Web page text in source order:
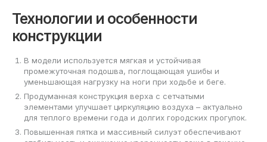
Технологии и особенности
конструкции
В модели используется мягкая и устойчивая
промежуточная подошва, поглощающая ушибы и
уменьшающая нагрузку на ноги при ходьбе и беге.
Продуманная конструкция верха с сетчатыми
элементами улучшает циркуляцию воздуха – актуально
для теплого времени года и долгих городских прогулок.
Повышенная пятка и массивный силуэт обеспечивают